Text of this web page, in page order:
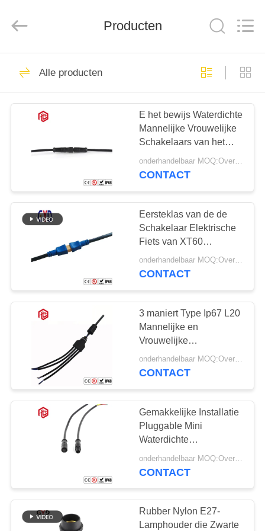
HUIS
PRODUCTEN
ONS
FABRIEKSREIS
KWALITEITSCONTROLE
SITEMAP
PRIVACY
POLICY
Ltd..
Waterdichte
Cirkelschakelaar
473
Laag Voltage
Waterdichte
Schakelaar
60
Waterdichte
Gegevensschakelaar
41
E27 Lamphouder
Producten
Alle producten
E het bewijs Waterdichte
Mannelijke Vrouwelijke
Schakelaars van het
Fietsstof
onderhandelbaar MOQ:Overeen te komen
CONTACT
Eersteklas van de de
Schakelaar Elektrische
Fiets van XT60
Waterdichte Cirkel de
Batterijschakelaar
onderhandelbaar MOQ:Overeen te komen
CONTACT
3 maniert Type Ip67 L20
Mannelijke en
Vrouwelijke
Elektroschakelaars
onderhandelbaar MOQ:Overeen te komen
CONTACT
Gemakkelijke Installatie
Pluggable Mini
Waterdichte
Cirkelschakelaar
CONTACT
Rubber Nylon E27-
Lamphouder die Zwarte